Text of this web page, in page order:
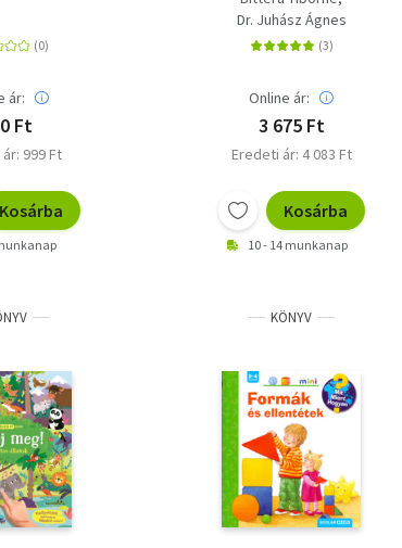
ár:
Ft
999 Ft
Kosárba
és nyelvi
fejlesztéséhez
Dr. Juhász Ágnes
Online ár:
3 675 Ft
Eredeti ár: 4 083 Ft
Kosárba
10 - 14 munkanap
KÖNYV